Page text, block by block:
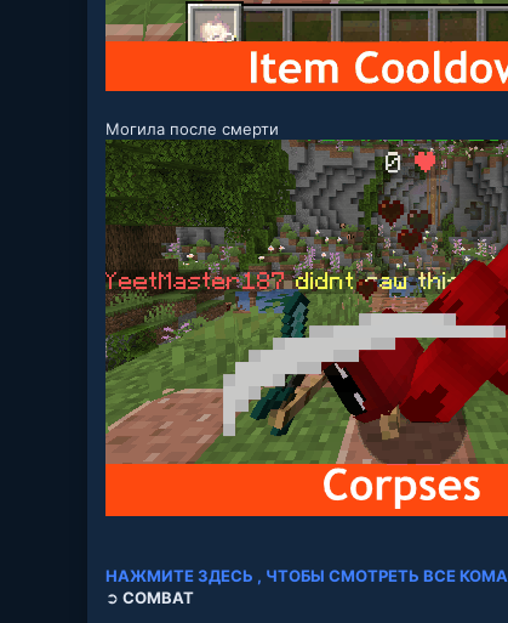
Могила после смерти
НАЖМИТЕ ЗДЕСЬ , ЧТОБЫ СМОТРЕТЬ ВСЕ
➲ COMBAT